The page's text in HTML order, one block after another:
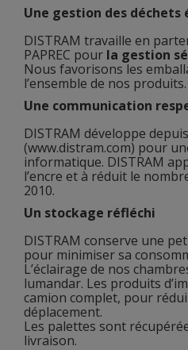
Une gestion des déchets
DISTRAM travaille en
PAPREC pour la gestion
Nous favorisons les
l’ensemble de nos produits.
Une communication
DISTRAM développe
(www.distram.com) pour
informatique. DISTRAM
l’encre et à réduit le
2010.
Un stockage réfléchi
DISTRAM conserve une
pour minimiser sa
L’éclairage de nos
lumandar. Les produits
camion complet, pour
déplacement.
Les palettes sont
livraison.